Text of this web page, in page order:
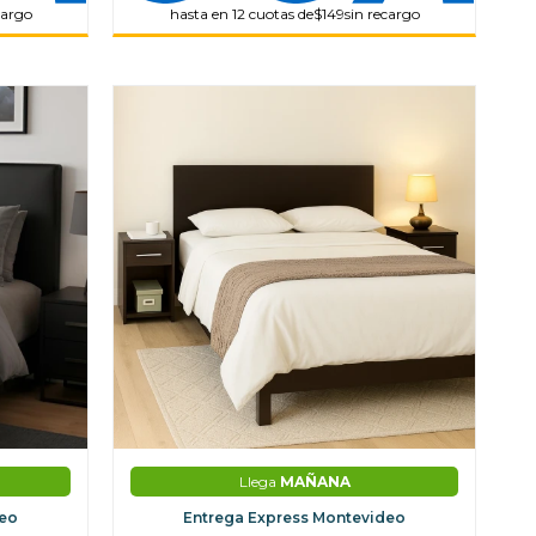
hasta en 12 cuotas de$149sin recargo
Llega MAÑANA
Entrega Express Montevideo